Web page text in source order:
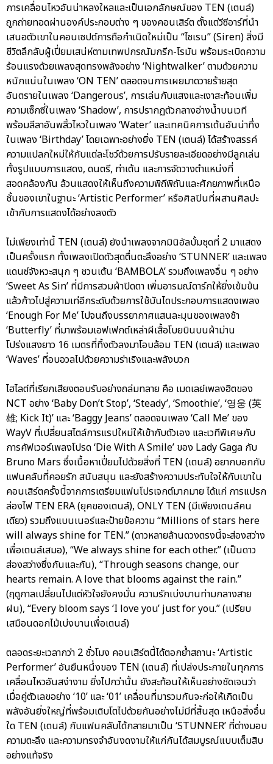
การเคลื่อนไหวอันน่าหลงใหลและเป็นเอกลักษณ์ของ TEN (เตนล์)
ถูกถ่ายทอดผ่านองค์ประกอบต่าง ๆ ของคอนเสิร์ต ตั้งแต่วีซีอาร์ที่นำ
เสนอตัวเขาในคอนเซปต์การถือกำเนิดใหม่เป็น “ไซเรน” (Siren) สิ่งมี
ชีวิตลึกลับผู้เปี่ยมเสน่ห์ตามเทพปกรณัมกรีก-โรมัน พร้อมระเบิดความ
ร้อนแรงด้วยเพลงสุดทรงพลังอย่าง ‘Nightwalker’ ตามด้วยความ
หนักแน่นในเพลง ‘ON TEN’ ตลอดจนการเผยมาดวายร้ายสุด
อันตรายในเพลง ‘Dangerous’, การเล่นกับแสงและเงาสะท้อนเพิ่ม
ความเซ็กซี่ในเพลง ‘Shadow’, การปรากฏตัวกลางอ่างน้ำบนเวที
พร้อมลีลาอันพลิ้วไหวในเพลง ‘Water’ และเทคนิคการเต้นอันน่าทึ่ง
ในเพลง ‘Birthday’ โดยเฉพาะอย่างยิ่ง TEN (เตนล์) ได้สร้างสรรค์
ความแปลกใหม่ให้กับแต่ละโชว์ด้วยการปรับรายละเอียดอย่างมีลูกเล่น
ทั้งรูปแบบการแสดง, ดนตรี, ท่าเต้น และการจัดวางตำแหน่งที่
สอดคล้องกัน ล้วนแสดงให้เห็นถึงความพิถีพิถันและศักยภาพที่เหนือ
ชั้นของเขาในฐานะ ‘Artistic Performer’ หรือศิลปินที่ผสานศิลปะ
เข้ากับการแสดงได้อย่างลงตัว
ไม่เพียงเท่านี้ TEN (เตนล์) ยังนำเพลงจากมินิอัลบั้มชุดที่ 2 มาแสดง
เป็นครั้งแรก ทั้งเพลงเปิดตัวสุดตื่นตะลึงอย่าง ‘STUNNER’ และเพลง
แดนซ์จังหวะสนุก ๆ ชวนเต้น ‘BAMBOLA’ รวมถึงเพลงอื่น ๆ อย่าง
‘Sweet As Sin’ ที่มีการสวมผ้าปิดตา เพิ่มอารมณ์ดาร์กให้ยิ่งเข้มข้น
แล้วก้าวไปสู่ความเท่อีกระดับด้วยการใช้บันไดประกอบการแสดงเพลง
‘Enough For Me’ ไปจนถึงบรรยากาศแสนละมุนของเพลงช้า
‘Butterfly’ ที่มาพร้อมเอฟเฟกต์เหล่าผีเสื้อโบยบินบนผ้าม่าน
โปร่งแสงยาว 16 เมตรที่ทิ้งตัวลงมาโอบล้อม TEN (เตนล์) และเพลง
‘Waves’ ที่อบอวลไปด้วยความร่าเริงและพลังบวก
ไฮไลต์ที่เรียกเสียงตอบรับอย่างถล่มทลาย คือ เมดเลย์เพลงฮิตของ
NCT อย่าง ‘Baby Don’t Stop’, ‘Steady’, ‘Smoothie’, ‘영웅 (英
雄; Kick It)’ และ ‘Baggy Jeans’ ตลอดจนเพลง ‘Call Me’ ของ
WayV ที่เปลี่ยนสไตล์การแรปใหม่ให้เข้ากับตัวเอง และเวทีพิเศษกับ
การคัฟเวอร์เพลงโปรด ‘Die With A Smile’ ของ Lady Gaga กับ
Bruno Mars ซึ่งเนื้อหาเปี่ยมไปด้วยสิ่งที่ TEN (เตนล์) อยากบอกกับ
แฟนคลับที่คอยรัก สนับสนุน และยังสร้างความประทับใจให้กับเขาใน
คอนเสิร์ตครั้งนี้จากการเตรียมแฟนโปรเจกต์มากมาย ได้แก่ การแปรก
ล่องไฟ TEN ERA (ยุคของเตนล์), ONLY TEN (มีเพียงเตนล์คน
เดียว) รวมถึงแบนเนอร์และป้ายข้อความ “Millions of stars here
will always shine for TEN.” (ดาวหลายล้านดวงตรงนี้จะส่องสว่าง
เพื่อเตนล์เสมอ), “We always shine for each other.” (เป็นดาว
ส่องสว่างซึ่งกันและกัน), “Through seasons change, our
hearts remain. A love that blooms against the rain.”
(ฤดูกาลเปลี่ยนไปแต่หัวใจยังคงมั่น ความรักเบ่งบานท่ามกลางสาย
ฝน), “Every bloom says ‘I love you’ just for you.” (เปรียบ
เสมือนดอกไม้เบ่งบานเพื่อเตนล์)
ตลอดระยะเวลากว่า 2 ชั่วโมง คอนเสิร์ตนี้ได้ตอกย้ำสถานะ ‘Artistic
Performer’ อันยืนหนึ่งของ TEN (เตนล์) ที่เปล่งประกายในทุกการ
เคลื่อนไหวอันสง่างาม ยิ่งไปกว่านั้น ยังสะท้อนให้เห็นอย่างชัดเจนว่า
เมื่อคู่ตัวเลขอย่าง ‘10’ และ ‘01’ เคลื่อนที่มารวมกันจะก่อให้เกิดเป็น
พลังอันยิ่งใหญ่ที่พร้อมเติบโตไปด้วยกันอย่างไม่มีที่สิ้นสุด เหนือสิ่งอื่น
ใด TEN (เตนล์) กับแฟนคลับได้กลายมาเป็น ‘STUNNER’ ที่ต่างมอบ
ความตะลึง และความทรงจำอันงดงามให้แก่กันได้สมบูรณ์แบบเต็มสิบ
อย่างแท้จริง